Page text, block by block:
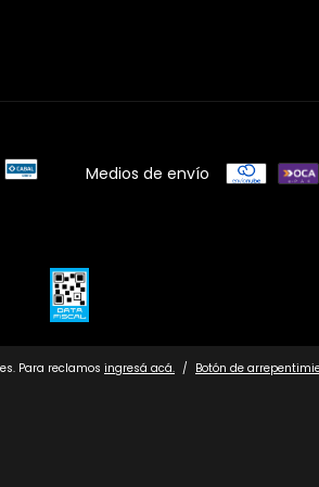
Medios de envío
Para reclamos ingresá acá. / Botón de